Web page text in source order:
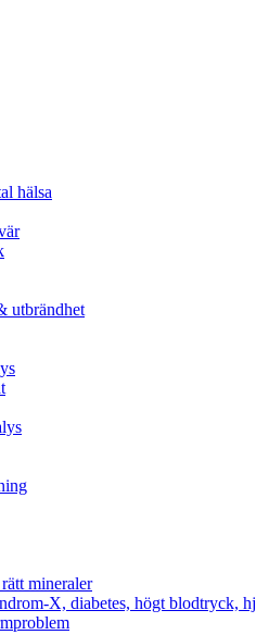
hälsa
utbrändhet
mineraler
X, diabetes, högt blodtryck,